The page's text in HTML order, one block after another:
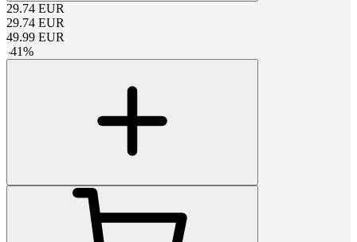
29.74 EUR
29.74 EUR
49.99 EUR
-41%